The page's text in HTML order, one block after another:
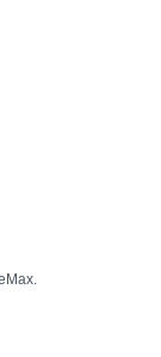
Max.